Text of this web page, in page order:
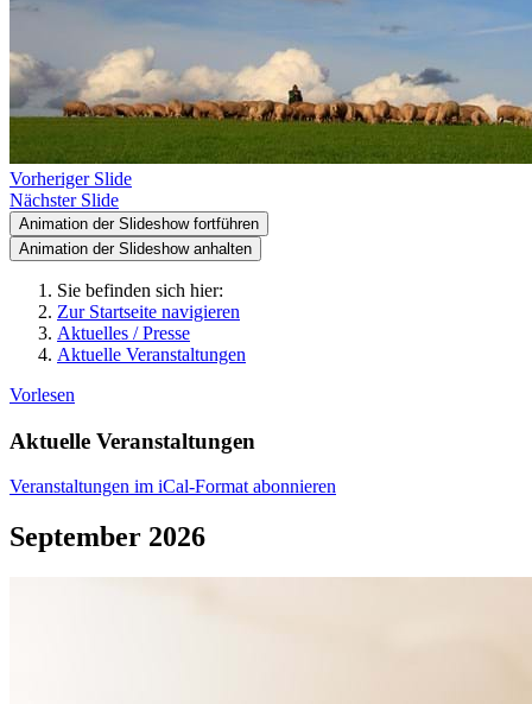
Vorheriger Slide
Nächster Slide
Animation der Slideshow fortführen
Animation der Slideshow anhalten
Sie befinden sich hier:
Zur Startseite navigieren
Aktuelles / Presse
Aktuelle Veranstaltungen
Vorlesen
Aktuelle Veranstaltungen
Veranstaltungen im iCal-Format abonnieren
September 2026